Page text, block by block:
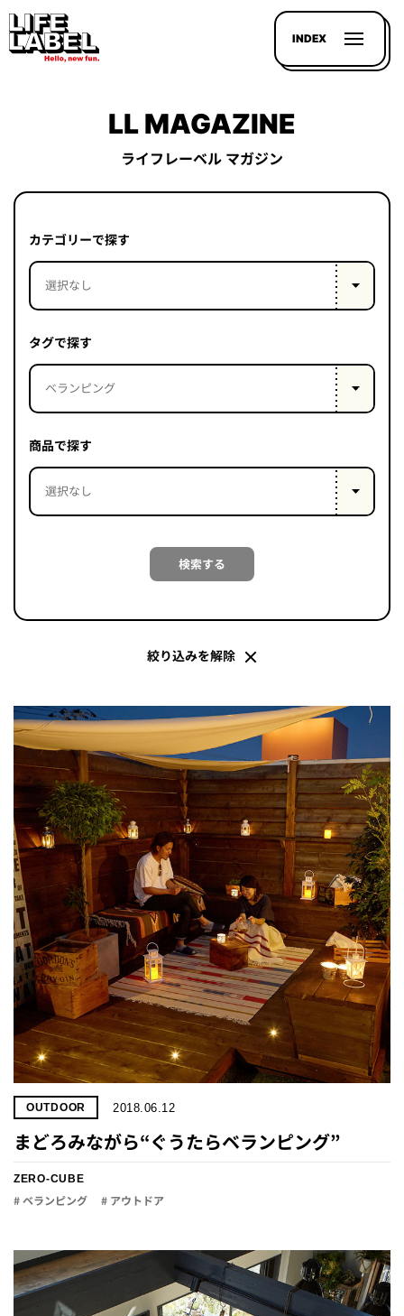
INDEX
UP
PROJECT
LIFE
LABEL
はい
会社概
要
企業の
方へ
お問い
合わせ
プライ
バシー
ポリシ
ー
採用情
報
LL MAGAZINE
ライフレーベル マガジン
カテゴリーで探す
タグで探す
商品で探す
検索する
絞り込みを解除
OUTDOOR 2018.06.12
まどろみながら“ぐうたらベランピング”
ZERO-CUBE
# ベランピング # アウトドア